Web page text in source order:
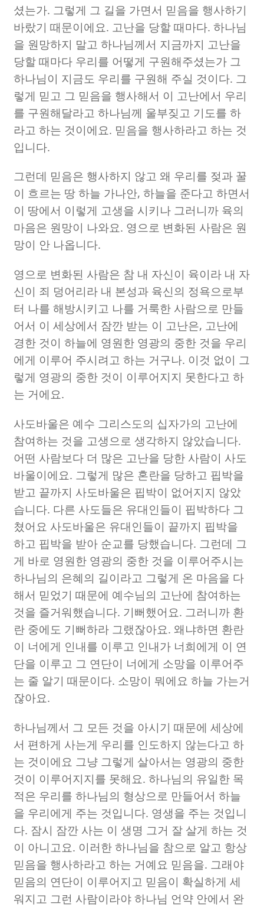
셨는가. 그렇게 그 길을 가면서 믿음을 행사하기
바랐기 때문이에요. 고난을 당할 때마다. 하나님
을 원망하지 말고 하나님께서 지금까지 고난을
당할 때마다 우리를 어떻게 구원해주셨는가 그
하나님이 지금도 우리를 구원해 주실 것이다. 그
렇게 믿고 그 믿음을 행사해서 이 고난에서 우리
를 구원해달라고 하나님께 울부짖고 기도를 하
라고 하는 것이에요. 믿음을 행사하라고 하는 것
입니다.
그런데 믿음은 행사하지 않고 왜 우리를 젖과 꿀
이 흐르는 땅 하늘 가나안, 하늘을 준다고 하면서
이 땅에서 이렇게 고생을 시키나 그러니까 육의
마음은 원망이 나와요. 영으로 변화된 사람은 원
망이 안 나옵니다.
영으로 변화된 사람은 참 내 자신이 육이라 내 자
신이 죄 덩어리라 내 본성과 육신의 정욕으로부
터 나를 해방시키고 나를 거룩한 사람으로 만들
어서 이 세상에서 잠깐 받는 이 고난은, 고난에
경한 것이 하늘에 영원한 영광의 중한 것을 우리
에게 이루어 주시려고 하는 거구나. 이것 없이 그
렇게 영광의 중한 것이 이루어지지 못한다고 하
는 거에요.
사도바울은 예수 그리스도의 십자가의 고난에
참여하는 것을 고생으로 생각하지 않았습니다.
어떤 사람보다 더 많은 고난을 당한 사람이 사도
바울이에요. 그렇게 많은 혼란을 당하고 핍박을
받고 끝까지 사도바울은 핍박이 없어지지 않았
습니다. 다른 사도들은 유대인들이 핍박하다 그
쳤어요 사도바울은 유대인들이 끝까지 핍박을
하고 핍박을 받아 순교를 당했습니다. 그런데 그
게 바로 영원한 영광의 중한 것을 이루어주시는
하나님의 은혜의 길이라고 그렇게 온 마음을 다
해서 믿었기 때문에 예수님의 고난에 참여하는
것을 즐거워했습니다. 기뻐했어요. 그러니까 환
란 중에도 기뻐하라 그랬잖아요. 왜냐하면 환란
이 너에게 인내를 이루고 인내가 너희에게 이 연
단을 이루고 그 연단이 너에게 소망을 이루어주
는 줄 알기 때문이다. 소망이 뭐에요 하늘 가는거
잖아요.
하나님께서 그 모든 것을 아시기 때문에 세상에
서 편하게 사는게 우리를 인도하지 않는다고 하
는 것이에요 그냥 그렇게 살아서는 영광의 중한
것이 이루어지지를 못해요. 하나님의 유일한 목
적은 우리를 하나님의 형상으로 만들어서 하늘
을 우리에게 주는 것입니다. 영생을 주는 것입니
다. 잠시 잠깐 사는 이 생명 그거 잘 살게 하는 것
이 아니고요. 이러한 하나님을 참으로 알고 항상
믿음을 행사하라고 하는 거예요 믿음을. 그래야
믿음의 연단이 이루어지고 믿음이 확실하게 세
워지고 그런 사람이라야 하나님 언약 안에서 완